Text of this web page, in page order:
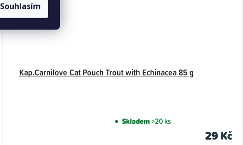
Souhlasím
Kap.Carnilove Cat Pouch Trout with Echinacea 85 g
Skladem>20 ks
29 Kč